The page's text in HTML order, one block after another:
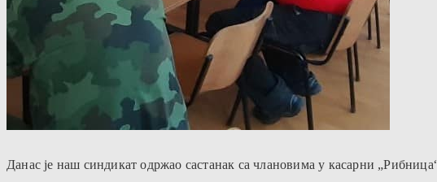
Данас је наш синдикат одржао састанак са члановима у касарни